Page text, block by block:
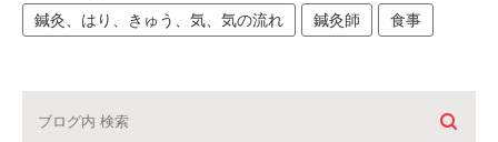
鍼灸、はり、きゅう、気、気の流れ 鍼灸師 食事